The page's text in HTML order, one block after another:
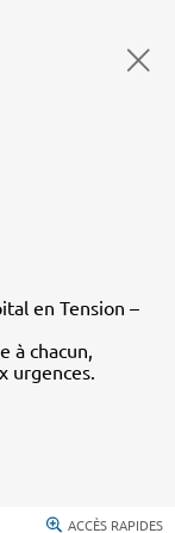
en Tension –
à chacun,
urgences.
ACCÈS RAPIDES